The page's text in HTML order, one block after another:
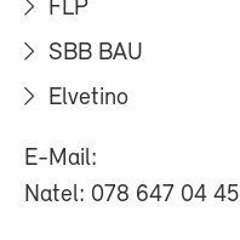
FLP
SBB BAU
Elvetino
E-Mail:
Natel: 078 647 04 45